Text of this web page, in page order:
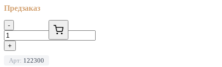
Предзаказ
-
+
Арт: 122300